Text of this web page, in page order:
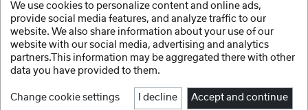
GEWA
Θήκη κιθάρας Economy 12
GEWA
Θήκη κιθάρας Premium 20
GEWA
We use cookies to personalize content and online ads,
provide social media features, and analyze traffic to our
website. We also share information about your use of our
website with our social media, advertising and analytics
partners.This information may be aggregated there with other
data you have provided to them.
Change cookie settings I decline Accept and continue